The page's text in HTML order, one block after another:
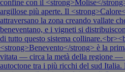
confine con il <strong>Molise</
argillose più aperte. Il
attraversano la zona creando vallate
beneventano, e i vigneti si
di tutto questo sistema
<strong>Benevento</strong> è la
vitata — circa la metà della regione —
autoctone tra i più ricchi del sud